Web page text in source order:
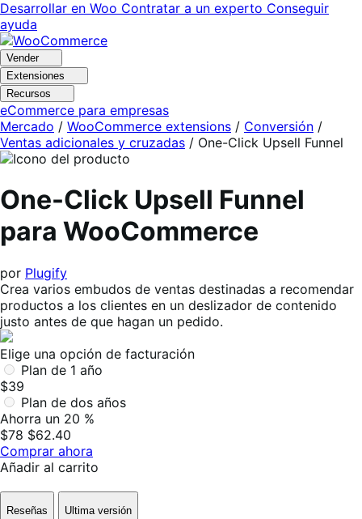
Ir
a
navegación
Saltar
al
contenido
Desarrollar en Woo Contratar a un experto Conseguir
ayuda
Vender
Extensiones
Recursos
eCommerce para empresas
Mercado / WooCommerce extensions / Conversión /
Ventas adicionales y cruzadas / One-Click Upsell Funnel
One-Click Upsell Funnel
para WooCommerce
por Plugify
Crea varios embudos de ventas destinadas a recomendar
productos a los clientes en un deslizador de contenido
justo antes de que hagan un pedido.
Elige una opción de facturación
Plan de 1 año
$39
Plan de dos años
Ahorra un 20 %
$78 $62.40
Comprar ahora
Añadir al carrito
Reseñas
Ultima versión